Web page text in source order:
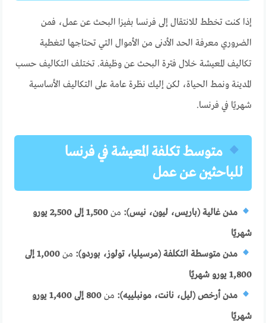
إذا كنت تخطط للانتقال إلى فرنسا بفيزا البحث عن عمل، فمن
الضروري معرفة الحد الأدنى من الأموال التي تحتاجها لتغطية
تكاليف المعيشة خلال فترة البحث عن وظيفة. تختلف التكاليف حسب
المدينة ونمط الحياة، لكن إليك نظرة عامة على التكاليف الأساسية
شهريًا في فرنسا.
متوسط تكلفة المعيشة في فرنسا
للباحثين عن عمل
مدن غالية (باريس، ليون، نيس): من
1,500 إلى 2,500 يورو
شهريًا
مدن متوسطة التكلفة (مرسيليا، تولوز، بوردو): من
1,000 إلى
1,800 يورو شهريًا
مدن أرخص (ليل، نانت، مونبلييه): من
800 إلى 1,400 يورو
شهريًا